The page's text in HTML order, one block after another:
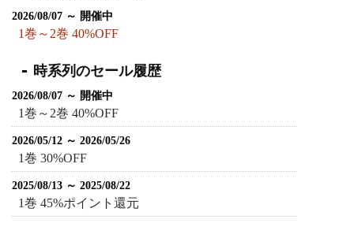
2026/08/07 ～ 開催中
1巻～2巻 40%OFF
時系列のセール履歴
2026/08/07 ～ 開催中
1巻～2巻 40%OFF
2026/05/12 ～ 2026/05/26
1巻 30%OFF
2025/08/13 ～ 2025/08/22
1巻 45%ポイント還元